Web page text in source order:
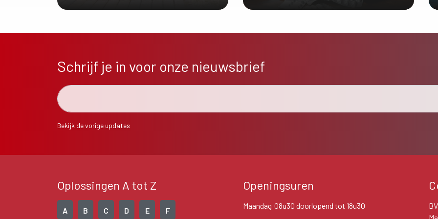
Schrijf je in voor onze nieuwsbrief
Bekijk de vorige updates
Oplossingen A tot Z
A B C D E F
Openingsuren
Maandag 08u30 doorlopend tot 18u30